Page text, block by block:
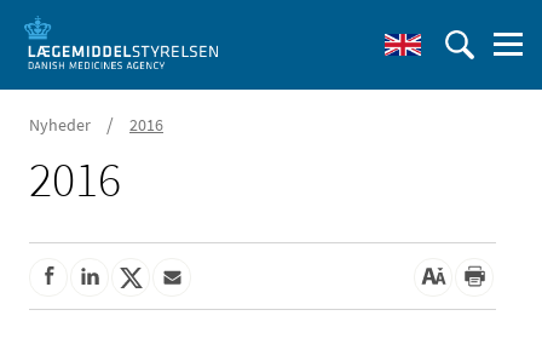
Nyheder / 2016
2016